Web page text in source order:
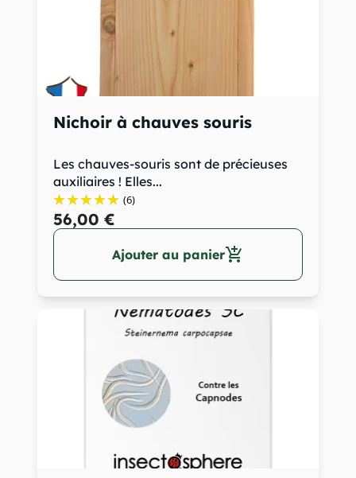
Nichoir à chauves souris
Les chauves-souris sont de précieuses
auxiliaires ! Elles...
(6)
56,00 €
Ajouter au panieradd_shopping_cart